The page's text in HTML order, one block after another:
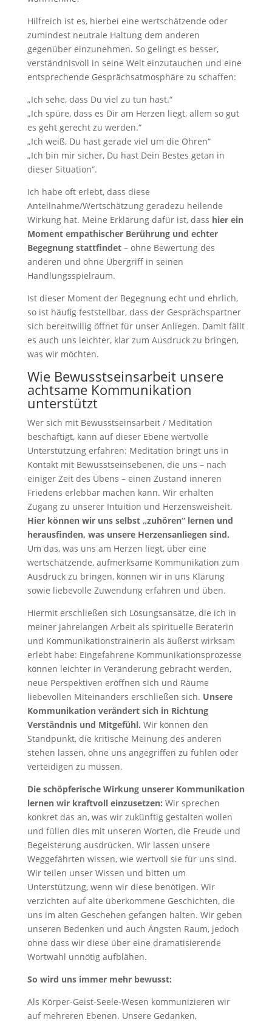
Hilfreich ist es, hierbei eine wertschätzende oder
zumindest neutrale Haltung dem anderen
gegenüber einzunehmen. So gelingt es besser,
verständnisvoll in seine Welt einzutauchen und eine
entsprechende Gesprächsatmosphäre zu schaffen:
„Ich sehe, dass Du viel zu tun hast.“
„Ich spüre, dass es Dir am Herzen liegt, allem so gut
es geht gerecht zu werden.“
„Ich weiß, Du hast gerade viel um die Ohren“
„Ich bin mir sicher, Du hast Dein Bestes getan in
dieser Situation“.
Ich habe oft erlebt, dass diese
Anteilnahme/Wertschätzung geradezu heilende
Wirkung hat. Meine Erklärung dafür ist, dass hier ein
Moment empathischer Berührung und echter
Begegnung stattfindet– ohne Bewertung des
anderen und ohne Übergriff in seinen
Handlungsspielraum.
Ist dieser Moment der Begegnung echt und ehrlich,
so ist häufig feststellbar, dass der Gesprächspartner
sich bereitwillig öffnet für unser Anliegen. Damit fällt
es auch uns leichter, klar zum Ausdruck zu bringen,
was wir möchten.
Wie Bewusstseinsarbeit unsere
achtsame Kommunikation
unterstützt
Wer sich mit Bewusstseinsarbeit / Meditation
beschäftigt, kann auf dieser Ebene wertvolle
Unterstützung erfahren: Meditation bringt uns in
Kontakt mit Bewusstseinsebenen, die uns – nach
einiger Zeit des Übens – einen Zustand inneren
Friedens erlebbar machen kann. Wir erhalten
Zugang zu unserer Intuition und Herzensweisheit.
Hier können wir uns selbst „zuhören“ lernen und
herausfinden, was unsere Herzensanliegen sind.
Um das, was uns am Herzen liegt, über eine
wertschätzende, aufmerksame Kommunikation zum
Ausdruck zu bringen, können wir in uns Klärung
sowie liebevolle Zuwendung erfahren und üben.
Hiermit erschließen sich Lösungsansätze, die ich in
meiner jahrelangen Arbeit als spirituelle Beraterin
und Kommunikationstrainerin als äußerst wirksam
erlebt habe: Eingefahrene Kommunikationsprozesse
können leichter in Veränderung gebracht werden,
neue Perspektiven eröffnen sich und Räume
liebevollen Miteinanders erschließen sich. Unsere
Kommunikation verändert sich in Richtung
Verständnis und Mitgefühl. Wir können den
Standpunkt, die kritische Meinung des anderen
stehen lassen, ohne uns angegriffen zu fühlen oder
verteidigen zu müssen.
Die schöpferische Wirkung unserer Kommunikation
lernen wir kraftvoll einzusetzen: Wir sprechen
konkret das an, was wir zukünftig gestalten wollen
und füllen dies mit unseren Worten, die Freude und
Begeisterung ausdrücken. Wir lassen unsere
Weggefährten wissen, wie wertvoll sie für uns sind.
Wir teilen unser Wissen und bitten um
Unterstützung, wenn wir diese benötigen. Wir
verzichten auf alte überkommene Geschichten, die
uns im alten Geschehen gefangen halten. Wir geben
unseren Bedenken und auch Ängsten Raum, jedoch
ohne dass wir diese über eine dramatisierende
Wortwahl unnötig aufblähen.
So wird uns immer mehr bewusst:
Als Körper-Geist-Seele-Wesen kommunizieren wir
auf mehreren Ebenen. Unsere Gedanken,